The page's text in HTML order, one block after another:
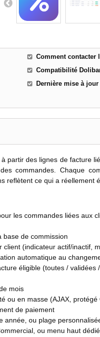
Comment contacter
Compatibilité
Dernière mise à jour
partir des lignes de facture
commandes. Chaque
reflètent ce qui a réellement
les commandes liées aux
base de commission
(indicateur actif/inactif,
automatique au
éligible (toutes / validées
mois
ou en masse (AJAX, protégé
de paiement
année, ou plage
ou menu haut